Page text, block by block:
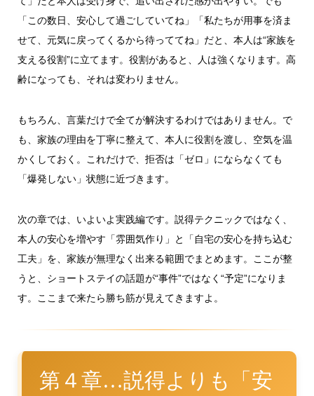
「この数日、安心して過ごしていてね」「私たちが用事を済ま
せて、元気に戻ってくるから待っててね」だと、本人は“家族を
支える役割”に立てます。役割があると、人は強くなります。高
齢になっても、それは変わりません。
もちろん、言葉だけで全てが解決するわけではありません。で
も、家族の理由を丁寧に整えて、本人に役割を渡し、空気を温
かくしておく。これだけで、拒否は「ゼロ」にならなくても
「爆発しない」状態に近づきます。
次の章では、いよいよ実践編です。説得テクニックではなく、
本人の安心を増やす「雰囲気作り」と「自宅の安心を持ち込む
工夫」を、家族が無理なく出来る範囲でまとめます。ここが整
うと、ショートステイの話題が“事件”ではなく“予定”になりま
す。ここまで来たら勝ち筋が見えてきますよ。
第４章…説得よりも「安